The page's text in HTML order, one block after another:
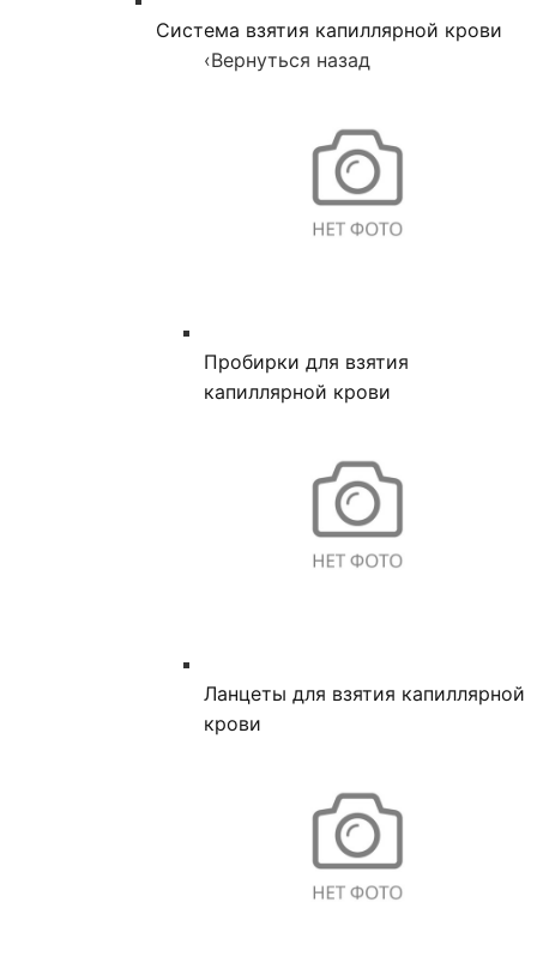
Система взятия капиллярной крови
‹Вернуться назад
Пробирки для взятия
капиллярной крови
Ланцеты для взятия капиллярной
крови